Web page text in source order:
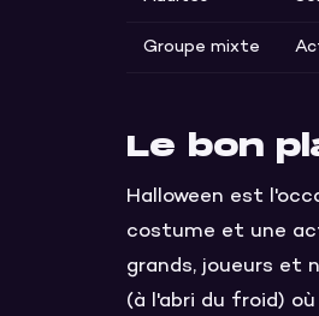
Groupe mixte
Le bon
Halloween est
costume et une
grands, joueurs et
(à l'abri du froid)